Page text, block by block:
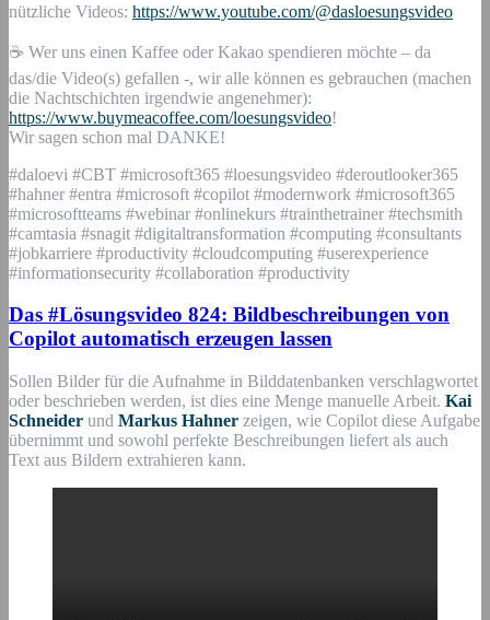
nützliche Videos: https://www.youtube.com/@dasloesungsvideo
☕ Wer uns einen Kaffee oder Kakao spendieren möchte – da
das/die Video(s) gefallen -, wir alle können es gebrauchen (machen
die Nachtschichten irgendwie angenehmer):
https://www.buymeacoffee.com/loesungsvideo!
Wir sagen schon mal DANKE!
#daloevi #CBT #microsoft365 #loesungsvideo #deroutlooker365
#hahner #entra #microsoft #copilot #modernwork #microsoft365
#microsoftteams #webinar #onlinekurs #trainthetrainer #techsmith
#camtasia #snagit #digitaltransformation #computing #consultants
#jobkarriere #productivity #cloudcomputing #userexperience
#informationsecurity #collaboration #productivity
Das #Lösungsvideo 824: Bildbeschreibungen von
Copilot automatisch erzeugen lassen
Sollen Bilder für die Aufnahme in Bilddatenbanken verschlagwortet
oder beschrieben werden, ist dies eine Menge manuelle Arbeit. Kai
Schneider und Markus Hahner zeigen, wie Copilot diese Aufgabe
übernimmt und sowohl perfekte Beschreibungen liefert als auch
Text aus Bildern extrahieren kann.